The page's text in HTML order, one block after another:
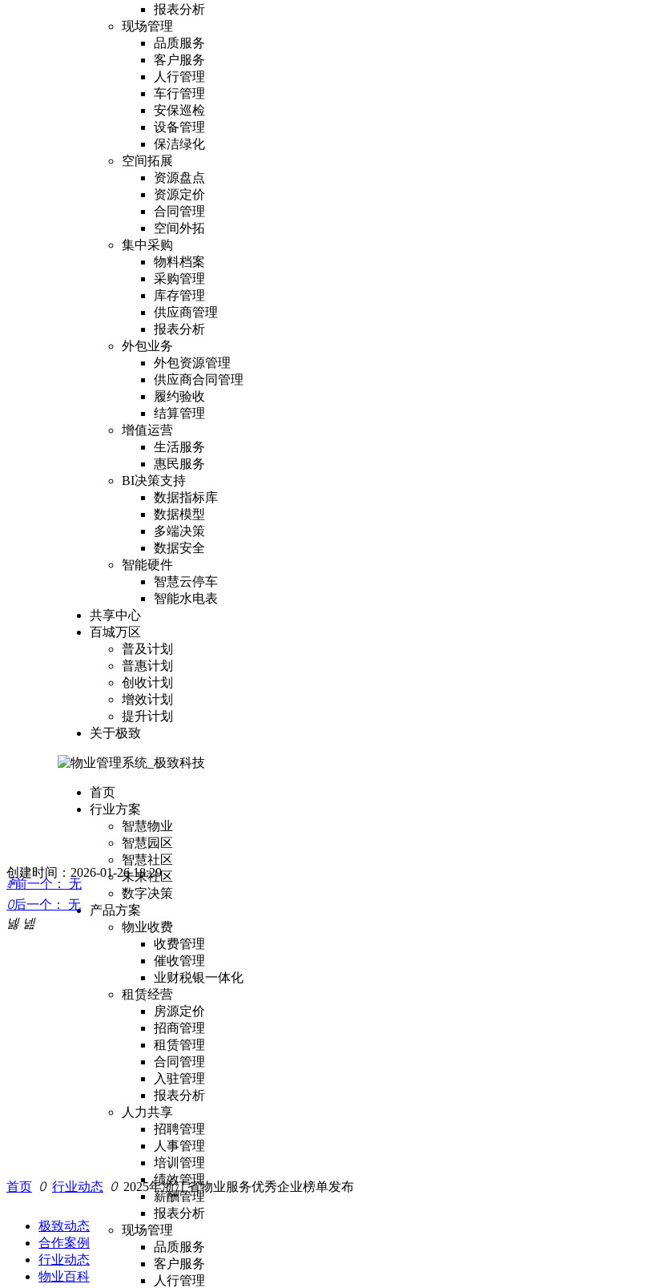
报表分析
现场管理
品质服务
客户服务
人行管理
车行管理
安保巡检
设备管理
保洁绿化
空间拓展
资源盘点
资源定价
合同管理
空间外拓
集中采购
物料档案
采购管理
库存管理
供应商管理
报表分析
外包业务
外包资源管理
供应商合同管理
履约验收
结算管理
增值运营
生活服务
惠民服务
BI决策支持
数据指标库
数据模型
多端决策
数据安全
智能硬件
智慧云停车
智能水电表
共享中心
百城万区
普及计划
普惠计划
创收计划
增效计划
提升计划
关于极致
首页
行业方案
智慧物业
智慧园区
智慧社区
未来社区
数字决策
产品方案
物业收费
收费管理
催收管理
业财税银一体化
租赁经营
房源定价
招商管理
租赁管理
合同管理
入驻管理
报表分析
人力共享
招聘管理
人事管理
培训管理
绩效管理
薪酬管理
报表分析
现场管理
品质服务
客户服务
人行管理
创建时间： 2026-01-26 18:29
ꄴ前一个：
无
ꄲ后一个：
无
넳 넲
首页 ꄲ 行业动态 ꄲ 2025年浙江省物业服务优秀企业榜单发布
极致动态
合作案例
行业动态
物业百科